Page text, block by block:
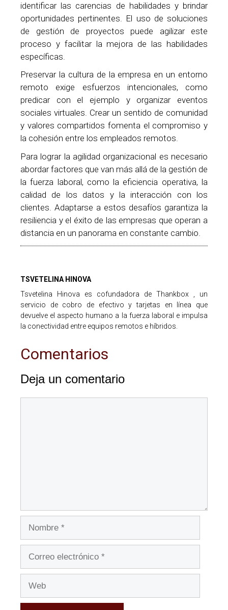
identificar las carencias de habilidades y brindar
oportunidades pertinentes. El uso de soluciones
de gestión de proyectos puede agilizar este
proceso y facilitar la mejora de las habilidades
específicas.
Preservar la cultura de la empresa en un entorno
remoto exige esfuerzos intencionales, como
predicar con el ejemplo y organizar eventos
sociales virtuales. Crear un sentido de comunidad
y valores compartidos fomenta el compromiso y
la cohesión entre los empleados remotos.
Para lograr la agilidad organizacional es necesario
abordar factores que van más allá de la gestión de
la fuerza laboral, como la eficiencia operativa, la
calidad de los datos y la interacción con los
clientes. Adaptarse a estos desafíos garantiza la
resiliencia y el éxito de las empresas que operan a
distancia en un panorama en constante cambio.
TSVETELINA HINOVA
Tsvetelina Hinova es cofundadora de Thankbox , un
servicio de cobro de efectivo y tarjetas en línea que
devuelve el aspecto humano a la fuerza laboral e impulsa
la conectividad entre equipos remotos e híbridos.
Comentarios
Deja un comentario